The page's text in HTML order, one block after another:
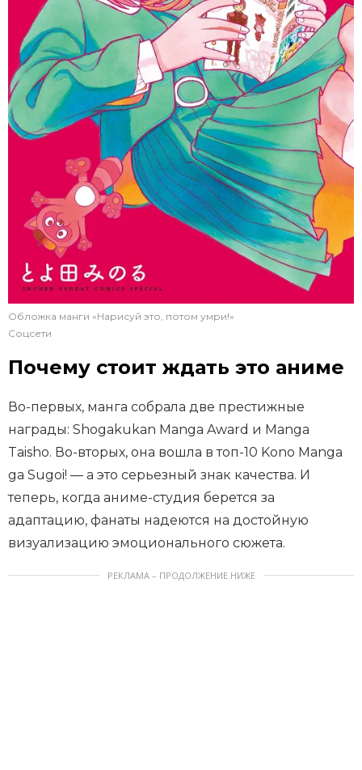
Обложка манги «Нарисуй это, потом умри!»
Соцсети
Почему стоит ждать это аниме
Во-первых, манга собрала две престижные
награды: Shogakukan Manga Award и Manga
Taisho. Во-вторых, она вошла в топ-10 Kono Manga
ga Sugoi! — а это серьезный знак качества. И
теперь, когда аниме-студия берется за
адаптацию, фанаты надеются на достойную
визуализацию эмоционального сюжета.
РЕКЛАМА – ПРОДОЛЖЕНИЕ НИЖЕ